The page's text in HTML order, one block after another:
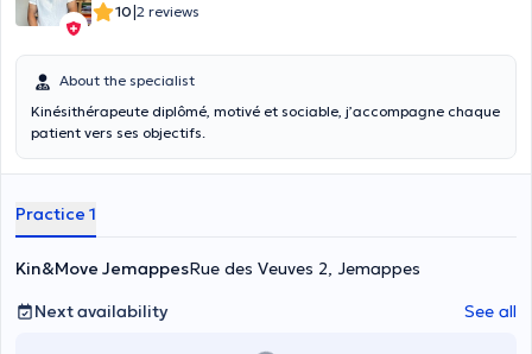
10|2 reviews
About the specialist
Kinésithérapeute diplômé, motivé et sociable, j’accompagne chaque
patient vers ses objectifs.
Practice 1
Kin&Move JemappesRue des Veuves 2, Jemappes
Next availability
See all